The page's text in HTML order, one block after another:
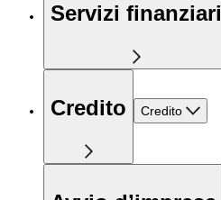
Servizi finanziari
Credito Credito